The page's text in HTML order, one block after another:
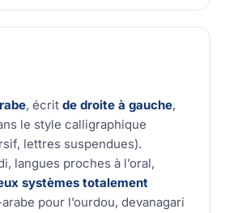
, écrit de droite à gauche,
le style calligraphique
lettres suspendues).
langues proches à l’oral,
systèmes totalement
pour l’ourdou, devanagari